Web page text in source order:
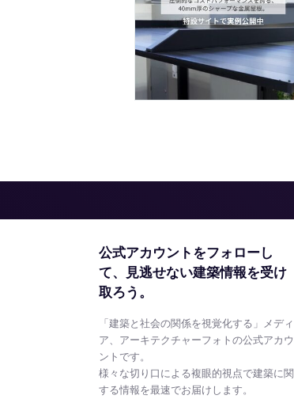
公式アカウントをフォローし
て、
見逃せない建築情報を受け
取ろう。
「建築と社会の関係を視覚化する」メディ
ア、アーキテクチャーフォトの公式アカウ
ントです。
様々な切り口による複眼的視点で建築に関
する情報を最速でお届けします。